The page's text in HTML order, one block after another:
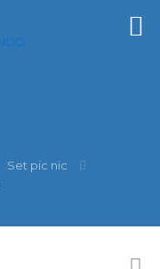
Set pic nic